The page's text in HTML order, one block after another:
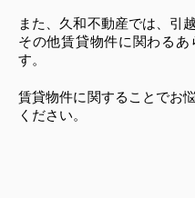
また、久和不動産では、引
その他賃貸物件に関わる
す。
賃貸物件に関することでお
ください。